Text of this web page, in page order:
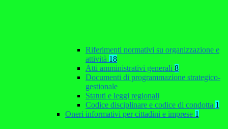
Riferimenti normativi su organizzazione e
attività 18
Atti amministrativi generali 8
Documenti di programmazione strategico-
gestionale
Statuti e leggi regionali
Codice disciplinare e codice di condotta 1
Oneri informativi per cittadini e imprese 1